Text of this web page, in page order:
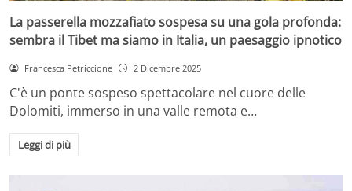
La passerella mozzafiato sospesa su una gola profonda:
sembra il Tibet ma siamo in Italia, un paesaggio ipnotico
Francesca Petriccione 2 Dicembre 2025
C'è un ponte sospeso spettacolare nel cuore delle
Dolomiti, immerso in una valle remota e…
Leggi di più